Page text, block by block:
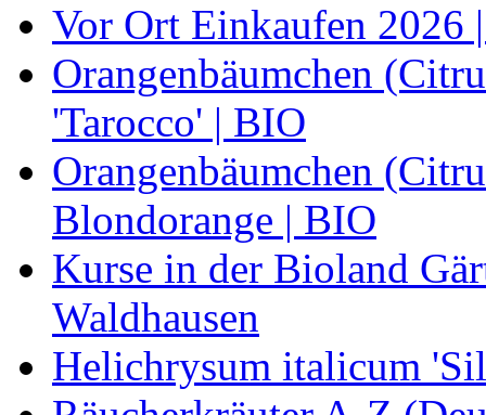
Vor Ort Einkaufen 2026
Orangenbäumchen
'Tarocco' | BIO
Orangenbäumchen
Blondorange | BIO
Kurse in der Bioland
Waldhausen
Helichrysum italicum